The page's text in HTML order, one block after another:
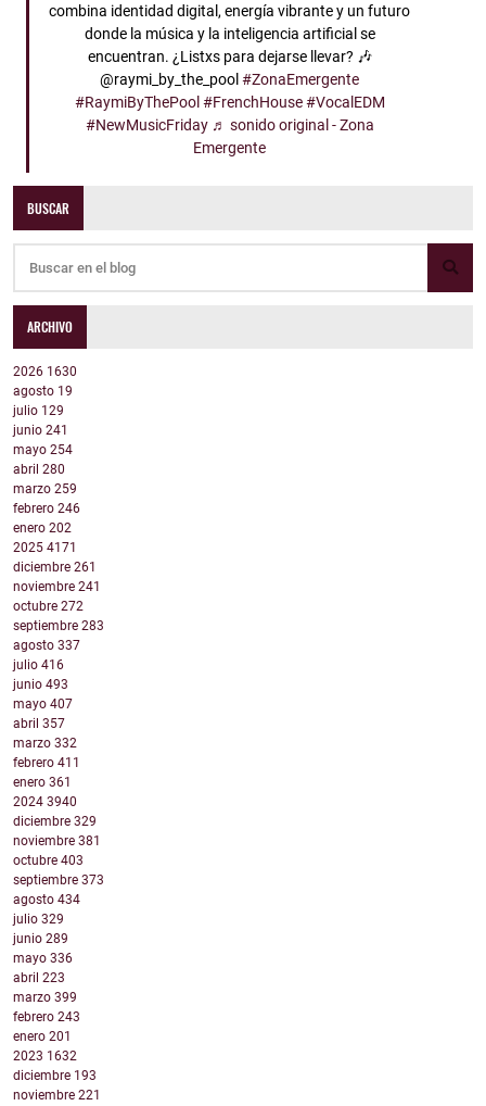
combina identidad digital, energía vibrante y un futuro
donde la música y la inteligencia artificial se
encuentran. ¿Listxs para dejarse llevar? 🎶
@raymi_by_the_pool#ZonaEmergente
#RaymiByThePool #FrenchHouse #VocalEDM
#NewMusicFriday ♬ sonido original - Zona
Emergente
BUSCAR
ARCHIVO
2026 1630
agosto 19
julio 129
junio 241
mayo 254
abril 280
marzo 259
febrero 246
enero 202
2025 4171
diciembre 261
noviembre 241
octubre 272
septiembre 283
agosto 337
julio 416
junio 493
mayo 407
abril 357
marzo 332
febrero 411
enero 361
2024 3940
diciembre 329
noviembre 381
octubre 403
septiembre 373
agosto 434
julio 329
junio 289
mayo 336
abril 223
marzo 399
febrero 243
enero 201
2023 1632
diciembre 193
noviembre 221